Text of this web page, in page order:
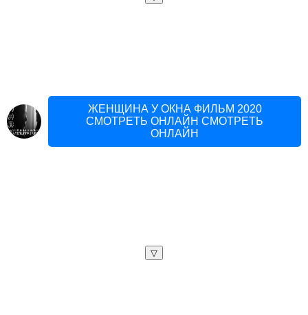
ЖЕНЩИНА У ОКНА ФИЛЬМ 2020
СМОТРЕТЬ ОНЛАЙН СМОТРЕТЬ
ОНЛАЙН
▽